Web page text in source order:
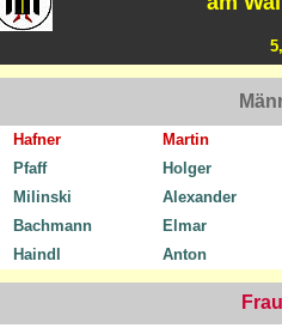
Hafner
Martin
Pfaff
Holger
Milinski
Alexander
Bachmann
Elmar
Haindl Anton